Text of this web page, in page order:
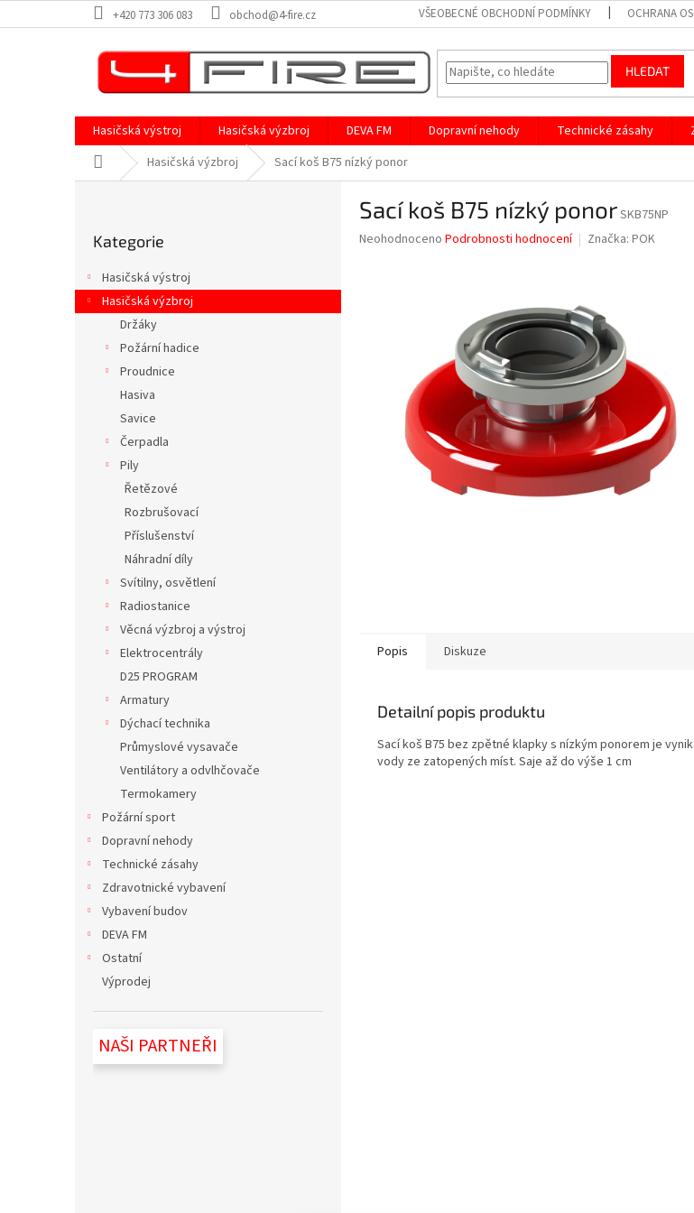
na
+420 773 306 083 obchod@4-fire.cz VŠEOBECNÉ OBCHODNÍ PODMÍNKY OCHRANA
HLEDAT
Hasičská výstroj Hasičská výzbroj DEVA FM Dopravní nehody Technické zásahy
Domů Hasičská výzbroj Sací koš B75 nízký ponor
a
n
kategorie
Kategorie
Hasičská výstroj
Hasičská výzbroj
Držáky
Požární hadice
Proudnice
Hasiva
Savice
Čerpadla
Pily
Řetězové
Rozbrušovací
Příslušenství
Náhradní díly
Svítilny, osvětlení
Radiostanice
Věcná výzbroj a výstroj
Elektrocentrály
D25 PROGRAM
Armatury
Dýchací technika
Průmyslové vysavače
Ventilátory a odvlhčovače
Termokamery
Požární sport
Dopravní nehody
Technické zásahy
Zdravotnické vybavení
Vybavení budov
DEVA FM
Ostatní
Výprodej
NAŠI PARTNEŘI
Sací koš B75 nízký ponorSKB75NP
Průměrné
Neohodnoceno Podrobnosti hodnocení Značka: POK
Popis Diskuze
Detailní popis produktu
Sací koš B75 bez zpětné klapky s nízkým ponorem je
vody ze zatopených míst. Saje až do výše 1 cm